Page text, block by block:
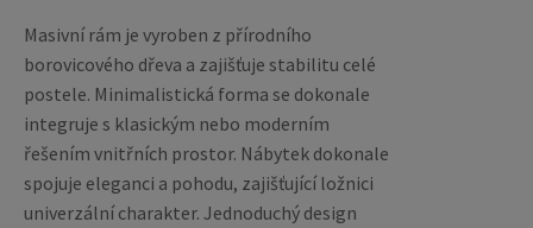
Masivní rám je vyroben z přírodního
borovicového dřeva a zajišťuje stabilitu celé
postele. Minimalistická forma se dokonale
integruje s klasickým nebo moderním
řešením vnitřních prostor. Nábytek dokonale
spojuje eleganci a pohodu, zajišťující ložnici
univerzální charakter. Jednoduchý design